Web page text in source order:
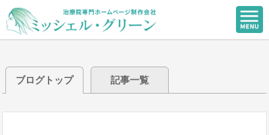
ブログトップ 記事一覧